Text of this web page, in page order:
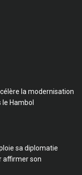
la modernisation
Hambol
sa diplomatie
affirmer son